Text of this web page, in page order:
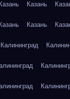
Казань Казань
Казань Казань
Калининград